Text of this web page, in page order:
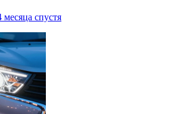
месяца спустя